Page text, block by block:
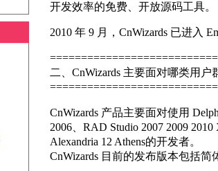
开发效率的免费、开放源码工具。
2010 年 9 月，CnWizards 已进入
二、CnWizards 主要面对哪类用户
CnWizards 产品主要面对使用
2006、RAD Studio 2007 2009
Alexandria 12 Athens的开发者。
CnWizards 目前的发布版本包括